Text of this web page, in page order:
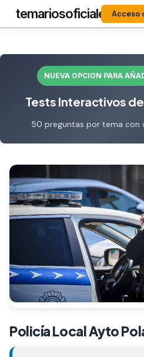
content
temariosoficiales
Acceso
NUEVA OPCION PARA
Tests Interactivos
50 preguntas por tema con
Policía Local Ayto